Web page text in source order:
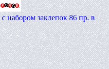
набором заклепок 86 пр. в